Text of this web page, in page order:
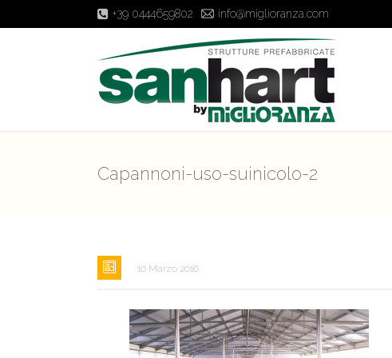
+39 0444659802 info@miglioranza.com
Capannoni-uso-suinicolo-2
10 Marzo 2016